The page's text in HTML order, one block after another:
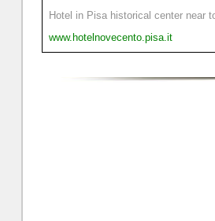
Hotel in Pisa historical center near
www.hotelnovecento.pisa.it